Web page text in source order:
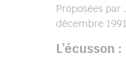
Proposées par
décembre
L’écusson :